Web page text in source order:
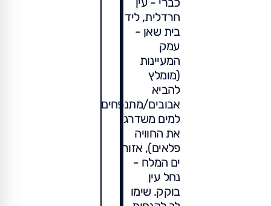
חרדלית, ליד
בית שאן -
עמק
המעיינות
(מומלץ
להביא
אבובים/מתנפחים
למים משדרג
את החוויה
פלאים), אזור
ים המלח -
נחל עין
בוקק. שימו